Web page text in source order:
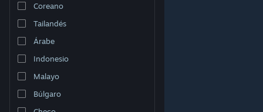
Ver versión clásica
Coreano
Tailandés
Árabe
Indonesio
Malayo
Búlgaro